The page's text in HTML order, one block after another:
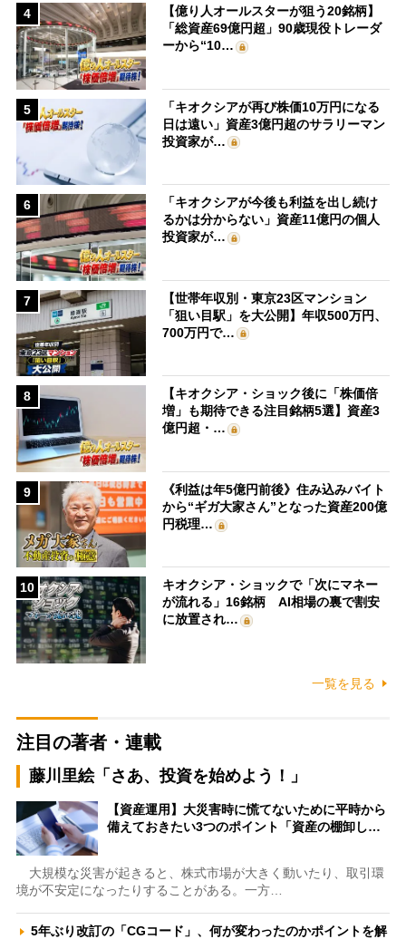
4
【億り人オールスターが狙う20銘柄】
「総資産69億円超」90歳現役トレーダ
ーから“10…
5
「キオクシアが再び株価10万円になる
日は遠い」資産3億円超のサラリーマン
投資家が…
6
「キオクシアが今後も利益を出し続け
るかは分からない」資産11億円の個人
投資家が…
7
【世帯年収別・東京23区マンション
「狙い目駅」を大公開】年収500万円、
700万円で…
8
【キオクシア・ショック後に「株価倍
増」も期待できる注目銘柄5選】資産3
億円超・…
9
《利益は年5億円前後》住み込みバイト
から“ギガ大家さん”となった資産200億
円税理…
10
キオクシア・ショックで「次にマネー
が流れる」16銘柄 AI相場の裏で割安
に放置され…
一覧を見る
注目の著者・連載
藤川里絵「さあ、投資を始めよう！」
【資産運用】大災害時に慌てないために平時から
備えておきたい3つのポイント「資産の棚卸し…
大規模な災害が起きると、株式市場が大きく動いたり、取引環
境が不安定になったりすることがある。一方…
5年ぶり改訂の「CGコード」、何が変わったのかポイントを解